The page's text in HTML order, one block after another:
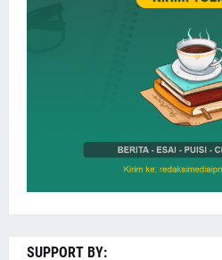
SUPPORT BY: